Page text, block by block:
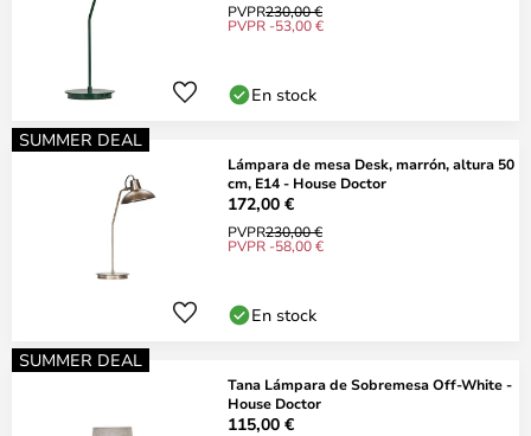
PVPR230,00 €
PVPR -53,00 €
En stock
SUMMER DEAL
Lámpara de mesa Desk, marrón, altura 50
cm, E14 - House Doctor
172,00 €
PVPR230,00 €
PVPR -58,00 €
En stock
SUMMER DEAL
Tana Lámpara de Sobremesa Off-White -
House Doctor
115,00 €